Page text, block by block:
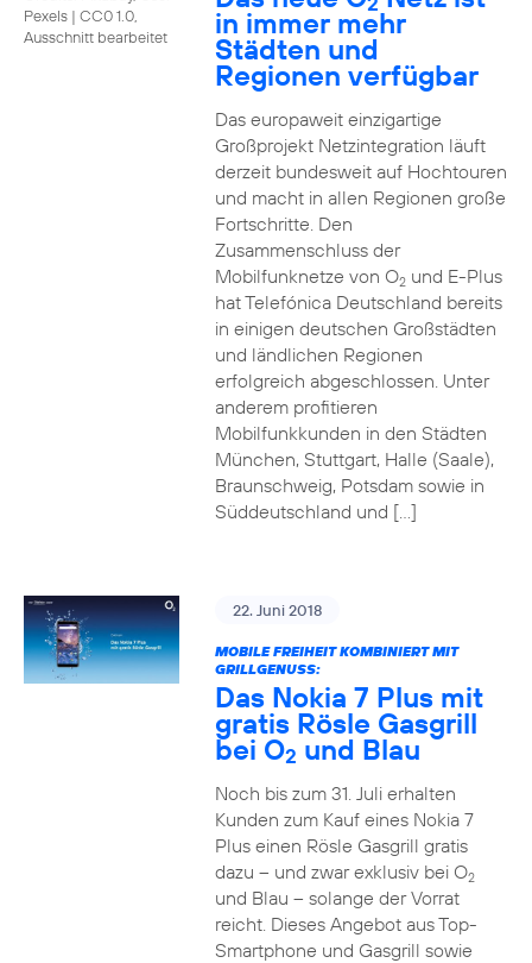
Pexels | CC0 1.0,
Ausschnitt bearbeitet
in immer mehr
Städten und
Regionen verfügbar
Das europaweit einzigartige
Großprojekt Netzintegration läuft
derzeit bundesweit auf Hochtouren
und macht in allen Regionen große
Fortschritte. Den
Zusammenschluss der
Mobilfunknetze von O2und E-Plus
hat Telefónica Deutschland bereits
in einigen deutschen Großstädten
und ländlichen Regionen
erfolgreich abgeschlossen. Unter
anderem profitieren
Mobilfunkkunden in den Städten
München, Stuttgart, Halle (Saale),
Braunschweig, Potsdam sowie in
Süddeutschland und […]
22. Juni 2018
MOBILE FREIHEIT KOMBINIERT MIT
GRILLGENUSS:
Das Nokia 7 Plus mit
gratis Rösle Gasgrill
bei O2 und Blau
Noch bis zum 31. Juli erhalten
Kunden zum Kauf eines Nokia 7
Plus einen Rösle Gasgrill gratis
dazu – und zwar exklusiv bei O2
und Blau – solange der Vorrat
reicht. Dieses Angebot aus Top-
Smartphone und Gasgrill sowie